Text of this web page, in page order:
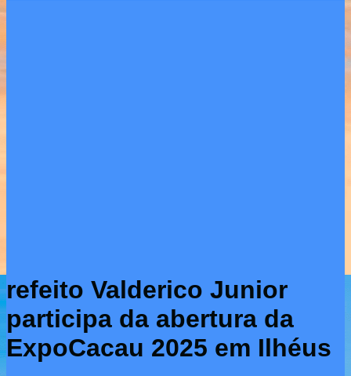
refeito Valderico Junior
participa da abertura da
ExpoCacau 2025 em Ilhéus